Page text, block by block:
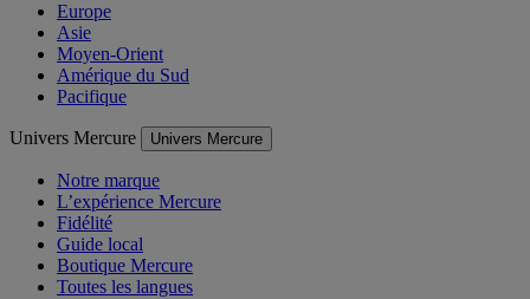
Europe
Asie
Moyen-Orient
Amérique du Sud
Pacifique
Univers Mercure Univers Mercure
Notre marque
L’expérience Mercure
Fidélité
Guide local
Boutique Mercure
Toutes les langues